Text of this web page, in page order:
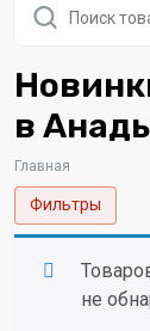
товаров
в
Главная
Фильтры
не